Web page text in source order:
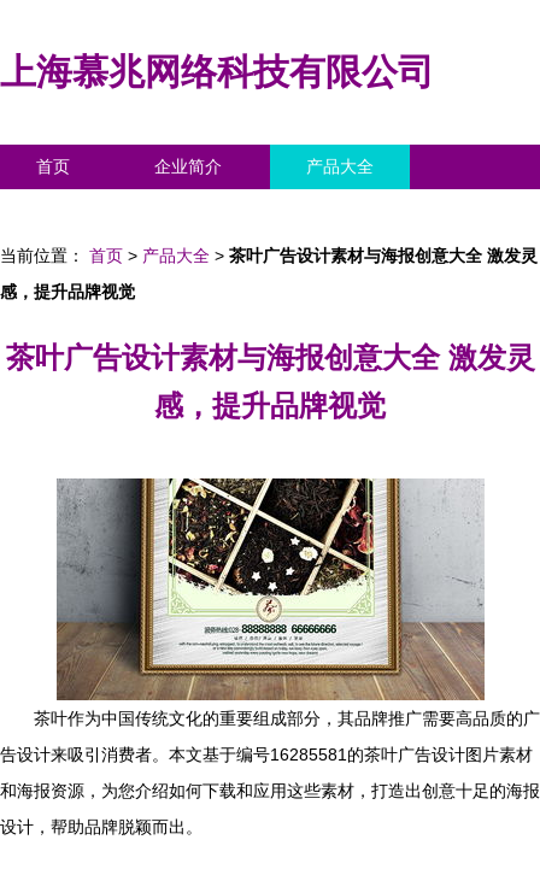
上海慕兆网络科技有限公司
首页 企业简介 产品大全
当前位置： 首页 > 产品大全 > 茶叶广告设计素材与海报创意大全 激发灵
感，提升品牌视觉
茶叶广告设计素材与海报创意大全 激发灵
感，提升品牌视觉
茶叶作为中国传统文化的重要组成部分，其品牌推广需要高品质的广
告设计来吸引消费者。本文基于编号16285581的茶叶广告设计图片素材
和海报资源，为您介绍如何下载和应用这些素材，打造出创意十足的海报
设计，帮助品牌脱颖而出。